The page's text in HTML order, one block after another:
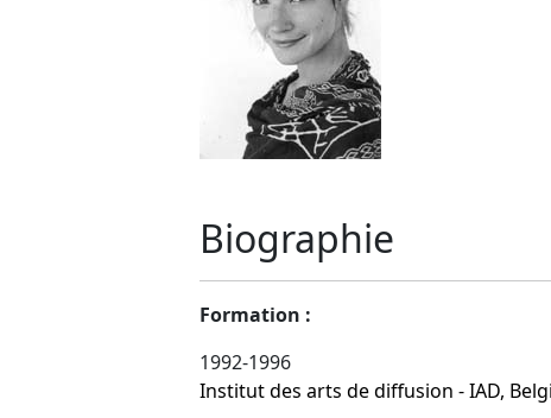
Biographie
Formation :
1992-1996
Institut des arts de diffusion - IAD,